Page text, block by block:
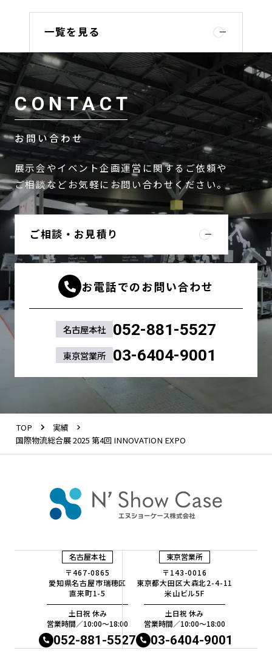
一覧を見る
CONTACT
お問い合わせ
展示会やイベント企画運営に関するご依頼や
ご相談などお気軽にお問い合わせください。
ご相談・お見積り
お電話でのお問い合わせ
名古屋本社 052-881-5527
東京営業所 03-6404-9001
TOP
実績
国際物流総合展 2025 第4回 INNOVATION EXPO
名古屋本社
〒467-0865
愛知県名古屋市瑞穂区
直来町1-5
土日祝 休み
営業時間／10:00〜18:00
052-881-5527
東京営業所
〒143-0016
東京都大田区大森北2-4-11
米山ビル5F
土日祝 休み
営業時間／10:00〜18:00
03-6404-9001